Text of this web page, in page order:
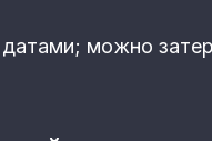
можно